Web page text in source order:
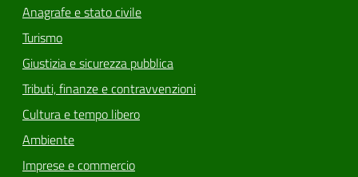
Anagrafe e stato civile
Turismo
Giustizia e sicurezza pubblica
Tributi, finanze e contravvenzioni
Cultura e tempo libero
Ambiente
Imprese e commercio